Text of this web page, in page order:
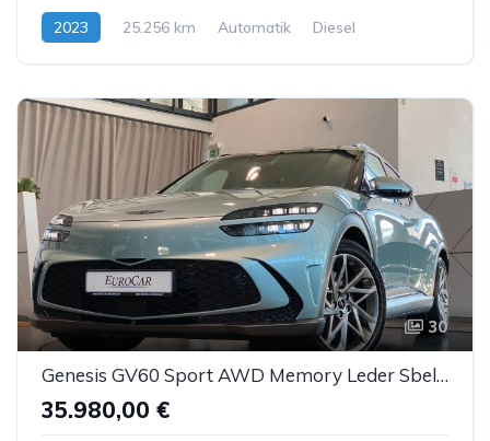
2023 25.256 km Automatik Diesel
30
Genesis GV60 Sport AWD Memory Leder Sbel Panorama ACC
35.980,00 €